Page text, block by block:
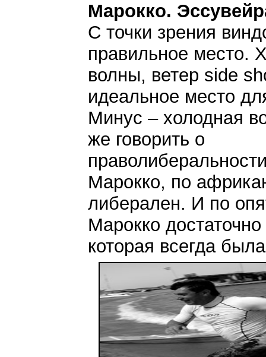
Марокко.
С точки зрения
правильное место.
волны, ветер side
идеальное место
Минус – холодная
же говорить о
Марокко, по
либерален. И по
Марокко
которая всегда